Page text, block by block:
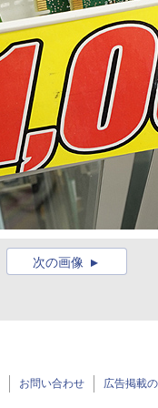
次の画像
お問い合わせ 広告掲載